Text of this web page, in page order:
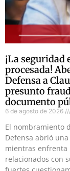
¡La
procesada!
Defensa a
presunto
documento
6 de agosto de 2026
El nombramiento
Defensa abrió
mientras enfrenta
relacionados con